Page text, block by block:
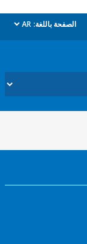
باللغة: AR
dropdown